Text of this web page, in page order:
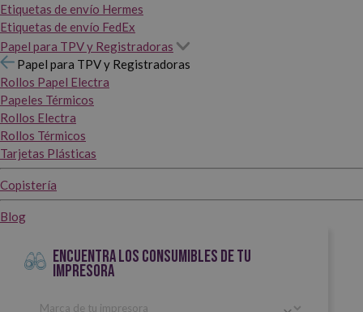
Etiquetas de envío Hermes
Etiquetas de envío FedEx
Papel para TPV y Registradoras
Papel para TPV y Registradoras
Rollos Papel Electra
Papeles Térmicos
Rollos Electra
Rollos Térmicos
Tarjetas Plásticas
Copistería
Blog
ENCUENTRA LOS CONSUMIBLES DE TU
IMPRESORA